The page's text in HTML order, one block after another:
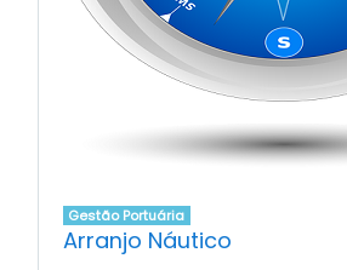
Gestão Portuária
Arranjo Náutico